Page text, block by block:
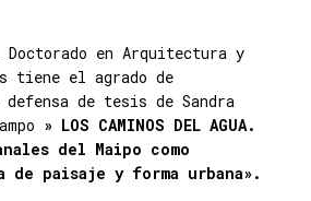
Doctorado en Arquitectura y
tiene el agrado de
de tesis de Sandra
» LOS CAMINOS DEL AGUA.
del Maipo como
paisaje y forma urbana».